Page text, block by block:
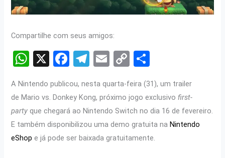
Compartilhe com seus amigos:
W
at
s
A
p
X
F
ce
b
o
o
T
e
gr
a
m
E
ail
C
py
Li
n
k
ar
e
A Nintendo publicou, nesta quarta-feira (31), um trailer
de Mario vs. Donkey Kong, próximo jogo exclusivofirst-
party que chegará ao Nintendo Switch no dia 16 de fevereiro.
E também disponibilizou uma demo gratuita naNintendo
eShop e já pode ser baixada gratuitamente.